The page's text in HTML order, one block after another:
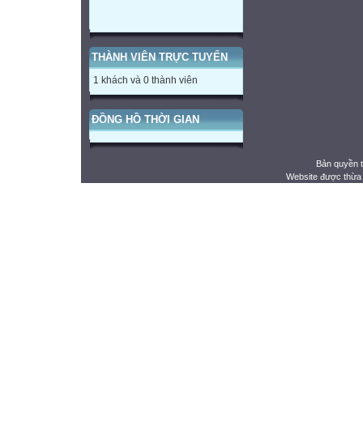
THÀNH VIÊN TRỰC TUYẾN
1 khách và 0 thành viên
ĐỒNG HỒ THỜI GIAN
Bản quyền
Website được